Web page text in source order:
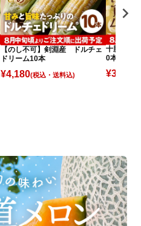
【のし不可】剣淵産 ドルチェ
ドリーム10本
¥4,180(税込)
十勝幕別
0本(5kg)
¥3,580